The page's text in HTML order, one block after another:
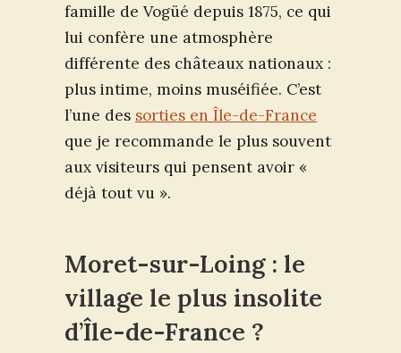
famille de Vogüé depuis 1875, ce qui
lui confère une atmosphère
différente des châteaux nationaux :
plus intime, moins muséifiée. C’est
l’une des sorties en Île-de-France
que je recommande le plus souvent
aux visiteurs qui pensent avoir «
déjà tout vu ».
Moret-sur-Loing : le
village le plus insolite
d’Île-de-France ?